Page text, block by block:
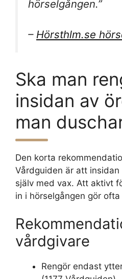
hörselgången.”
– Hörsthlm.se
Ska man
insidan av
man
Den korta
Vårdguiden är att insidan
själv med vax. Att aktivt
in i hörselgången gör
vårdgivare
Rengör endast